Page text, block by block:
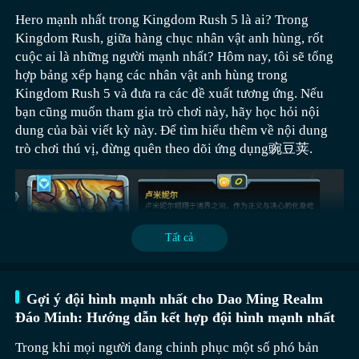
容，这两个阵容各有各的侧重点，第1套组合稳扎稳
打，在实施搭配时，玩家也可以根据敌人的类型去调整
Vai trò phòng thủ, Sage cũng là nhân vật cốt lõi, luôn thể
hiện kỹ năng cuối của mình, ví dụ như đặt bẫy hấp lực ở
các địa hình khác nhau, đồng thời kết hợp với địa hình
chuyển nhanh chóng trong thời gian ngắn, rất phù hợp để
tạo ra khu vực an toàn, bảo vệ đồng đội.
Kế đến, Quan Âm cũng không kém phần nổi bật trong vai
trò hỗ trợ, vòng quanh kích của cô ấy có thể tăng tỷ lệ nổ
đồng đội luôn duy trì tinh thần cao và khả năng tiếp tục
chiến đấu. Cửu Vỹ Hồ trên ghế dự bị có thể tham gia vào
phòng thủ để phá vỡ đội hình và suy yếu phòng thủ của
kẻ địch, Ngưu Ma Vương bổ sung thêm kỹ năng đẩy lùi
để tăng cường lợi thế kiểm soát trận đấu. Đội hình này rất
linh hoạt, có thể sử dụng trong cả phó bản và PvP, hiệu
Nhân vật ở cấp S là Kosmila, nhân vật mà nhiều người
chơi gọi là Rồng Đen, chủ yếu đóng vai trò tấn công
trong trò chơi. Là một anh hùng của tộc rồng, Kosmila đã
chứng minh rằng không có con rồng nào yếu đuối, và
trong phiên bản này, cô vẫn là một trong những nhân vật
anh hùng mạnh nhất.
Và con rồng khác là Rồng Thánh Lumineel, cũng là một
nhân vật anh hùng của tộc rồng, với vai trò tấn công từ
xa, vẫn thể hiện xuất sắc. Hai nhân vật rồng này thường
được sử dụng cùng nhau.
Các nhân vật ở cấp A là Nieru, Silien, và Griffon. Mình sẽ
giới thiệu chi tiết về ba nhân vật này: Nieru và Silien
soát và tấn công mạnh, đặc biệt hiệu quả trong việc cứu
vãn tình huống. Trong đó, khả năng kiểm soát của Silien
thường được thực hiện bằng chế độ thủ công, và mạnh
hơn nhiều so với Gao Leng. Còn Nieru là lựa chọn bắt
Hero mạnh nhất trong Kingdom Rush 5 là ai? Trong
Kingdom Rush, giữa hàng chục nhân vật anh hùng, rốt
cuộc ai là những người mạnh nhất? Hôm nay, tôi sẽ tổng
hợp bảng xếp hạng các nhân vật anh hùng trong
Kingdom Rush 5 và đưa ra các đề xuất tương ứng. Nếu
bạn cũng muốn tham gia trò chơi này, hãy học hỏi nội
dung của bài viết kỳ này. Để tìm hiểu thêm về nội dung
trò chơi thú vị, đừng quên theo dõi ứng dụng豌豆荚.
Tất cả
Gợi ý đội hình mạnh nhất cho Dao Ming Realm
Đáo Minh: Hướng dẫn kết hợp đội hình mạnh nhất
Trong khi mọi người đang chinh phục một số phó bản